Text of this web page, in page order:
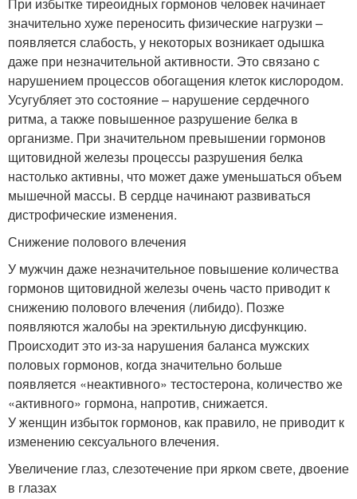
значительно хуже переносить физические нагрузки –
появляется слабость, у некоторых возникает одышка
даже при незначительной активности. Это связано с
нарушением процессов обогащения клеток кислородом.
Усугубляет это состояние – нарушение сердечного
ритма, а также повышенное разрушение белка в
организме. При значительном превышении гормонов
щитовидной железы процессы разрушения белка
настолько активны, что может даже уменьшаться объем
мышечной массы. В сердце начинают развиваться
дистрофические изменения.
Снижение полового влечения
У мужчин даже незначительное повышение количества
гормонов щитовидной железы очень часто приводит к
снижению полового влечения (либидо). Позже
появляются жалобы на эректильную дисфункцию.
Происходит это из-за нарушения баланса мужских
половых гормонов, когда значительно больше
появляется «неактивного» тестостерона, количество же
«активного» гормона, напротив, снижается.
У женщин избыток гормонов, как правило, не приводит к
изменению сексуального влечения.
Увеличение глаз, слезотечение при ярком свете, двоение
в глазах